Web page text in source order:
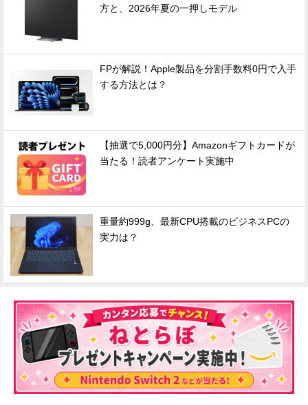
方と、2026年夏の一押しモデル
FPが解説！Apple製品を分割手数料0円で入手
する方法とは？
【抽選で5,000円分】Amazonギフトカードが
当たる！読者アンケート実施中
重量約999g、最新CPU搭載のビジネスPCの
実力は？